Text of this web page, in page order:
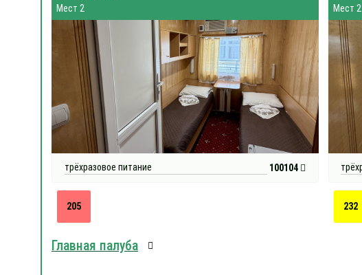
Мест 2
трёхразовое питание 100104
205
Мест 2
232
Главная палуба